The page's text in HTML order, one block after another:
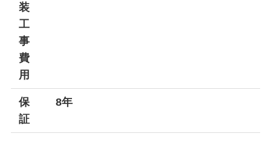
装
工
事
費
用
保
証
8年